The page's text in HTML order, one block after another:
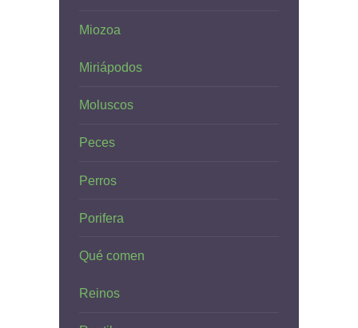
Miozoa
Miriápodos
Moluscos
Peces
Perros
Porifera
Qué comen
Reinos